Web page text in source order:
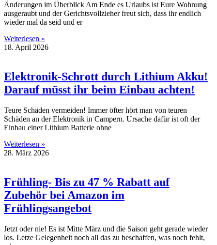
Änderungen im Überblick Am Ende es Urlaubs ist Eure Wohnung
ausgeraubt und der Gerichtsvollzieher freut sich, dass ihr endlich
wieder mal da seid und er
Weiterlesen »
18. April 2026
Elektronik-Schrott durch Lithium Akku!
Darauf müsst ihr beim Einbau achten!
Teure Schäden vermeiden! Immer öfter hört man von teuren
Schäden an der Elektronik in Campern. Ursache dafür ist oft der
Einbau einer Lithium Batterie ohne
Weiterlesen »
28. März 2026
Frühling- Bis zu 47 % Rabatt auf
Zubehör bei Amazon im
Frühlingsangebot
Jetzt oder nie! Es ist Mitte März und die Saison geht gerade wieder
los. Letze Gelegenheit noch all das zu beschaffen, was noch fehlt,